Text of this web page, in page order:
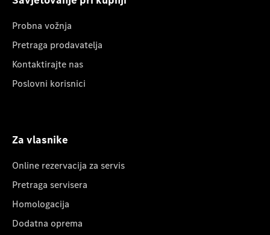
Probna vožnja
Pretraga prodavatelja
Kontaktirajte nas
Poslovni korisnici
Za vlasnike
Online rezervacija za servis
Pretraga servisera
Homologacija
Dodatna oprema